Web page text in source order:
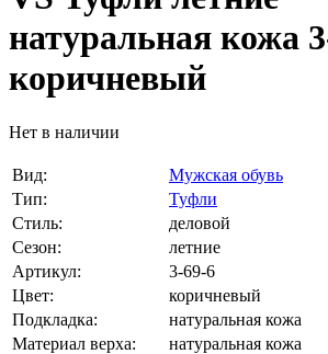
натуральная кожа
коричневый
Нет в наличии
Вид:
Мужская обувь
Тип:
Туфли
Стиль:
деловой
Сезон:
летние
Артикул:
3-69-6
Цвет:
коричневый
Подкладка:
натуральная кожа
Материал верха:
натуральная кожа